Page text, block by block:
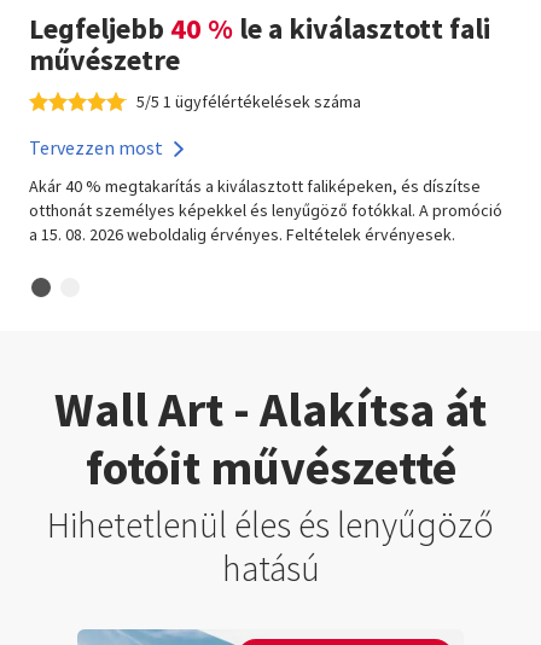
Legfeljebb 40 % le a kiválasztott fali
művészetre
Tervezzen most
Akár 40 % megtakarítás a kiválasztott faliképeken, és díszítse
otthonát személyes képekkel és lenyűgöző fotókkal. A promóció
a 15. 08. 2026 weboldalig érvényes. Feltételek érvényesek.
5/5 1 ügyfélértékelések száma
Wall Art - Alakítsa át
fotóit művészetté
Hihetetlenül éles és lenyűgöző
hatású